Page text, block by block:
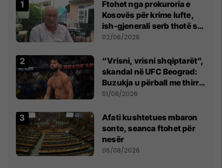
Ftohet nga prokuroria e
Kosovës për krime lufte,
ish-gjenerali serb thotë se
dikush e tradhtoi në
02/08/2026
“Vrisni, vrisni shqiptarët”,
skandal në UFC Beograd:
Buzukja u përball me thirrje
anti-shqiptare nga
01/08/2026
Afati kushtetues mbaron
sonte, seanca ftohet për
nesër
06/08/2026